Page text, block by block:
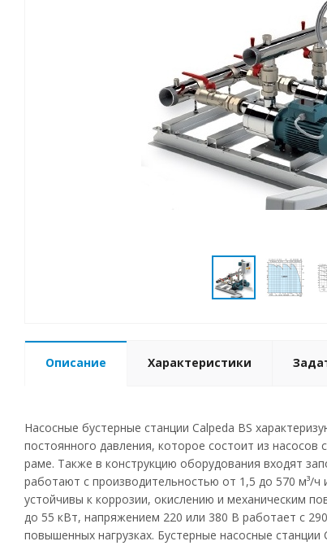
Описание Характеристики
Насосные бустерные станции Calpeda BS
постоянного давления, которое состоит из
раме. Также в конструкцию оборудования входят
работают с производительностью от 1,5 до 570 м³/
устойчивы к коррозии, окислению и механическим
до 55 кВт, напряжением 220 или 380 В работает с
повышенных нагрузках. Бустерные насосные